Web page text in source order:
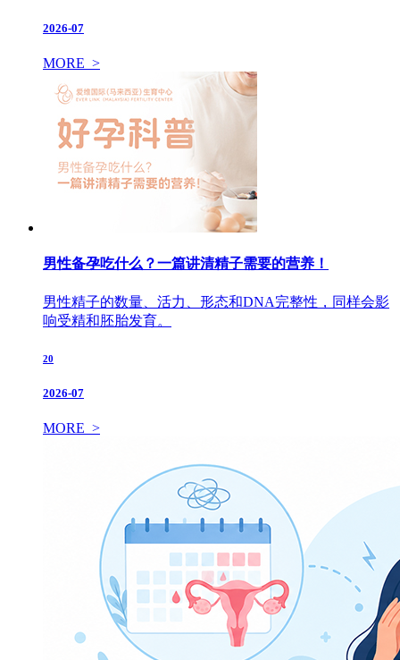
2026-07
MORE >
男性备孕吃什么？一篇讲清精子需要的营养！
男性精子的数量、活力、形态和DNA完整性，同样会影
响受精和胚胎发育。
20
2026-07
MORE >